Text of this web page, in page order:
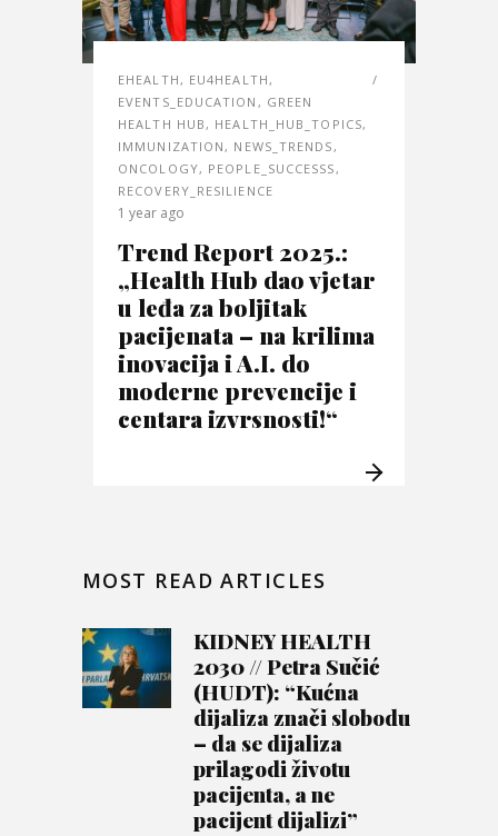
EHEALTH , EU4HEALTH ,
EVENTS_EDUCATION , GREEN
HEALTH HUB , HEALTH_HUB_TOPICS,
IMMUNIZATION , NEWS_TRENDS ,
ONCOLOGY, PEOPLE_SUCCESSS ,
RECOVERY_RESILIENCE
1 year ago
Trend Report 2025.:
„Health Hub dao vjetar
u leđa za boljitak
pacijenata – na krilima
inovacija i A.I. do
moderne prevencije i
centara izvrsnosti!“
MOST READ ARTICLES
KIDNEY HEALTH
2030 // Petra Sučić
(HUDT): “Kućna
dijaliza znači slobodu
– da se dijaliza
prilagodi životu
pacijenta, a ne
pacijent dijalizi”